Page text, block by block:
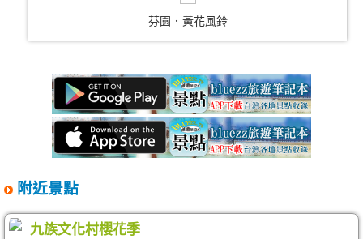
芬園．黃花風鈴
附近景點
九族文化村櫻花季